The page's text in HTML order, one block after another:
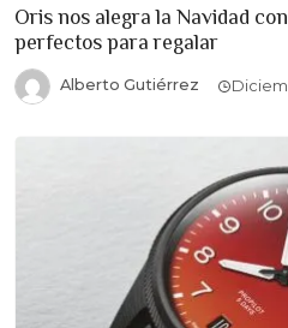
Oris nos alegra la Navidad
perfectos para regalar
Alberto Gutiérrez